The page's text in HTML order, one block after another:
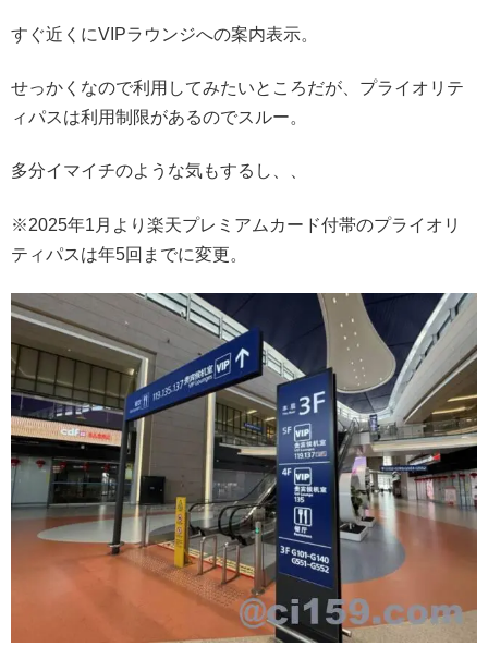
すぐ近くにVIPラウンジへの案内表示。
せっかくなので利用してみたいところだが、プライオリテ
ィパスは利用制限があるのでスルー。
多分イマイチのような気もするし、、
※2025年1月より楽天プレミアムカード付帯のプライオリ
ティパスは年5回までに変更。